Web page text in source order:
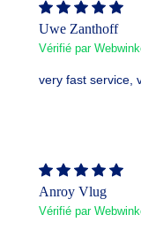
Uwe Zanthoff
Vérifié par
very fast service,
Anroy Vlug
Vérifié par